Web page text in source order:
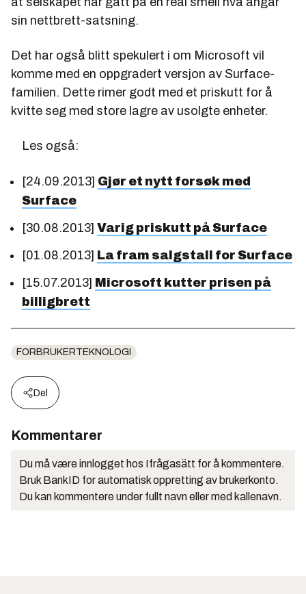
sin nettbrett-satsning.
Det har også blitt spekulert i om Microsoft vil
komme med en oppgradert versjon av Surface-
familien. Dette rimer godt med et priskutt for å
kvitte seg med store lagre av usolgte enheter.
Les også:
[24.09.2013] Gjør et nytt forsøk med
Surface
[30.08.2013] Varig priskutt på Surface
[01.08.2013] La fram salgstall for Surface
[15.07.2013] Microsoft kutter prisen på
billigbrett
FORBRUKERTEKNOLOGI
Del
Kommentarer
Du må være innlogget hos Ifrågasätt for å kommentere.
Bruk BankID for automatisk oppretting av brukerkonto.
Du kan kommentere under fullt navn eller med kallenavn.